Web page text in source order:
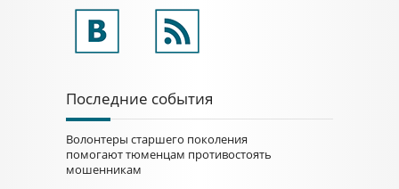
Последние события
Волонтеры старшего поколения
помогают тюменцам противостоять
мошенникам